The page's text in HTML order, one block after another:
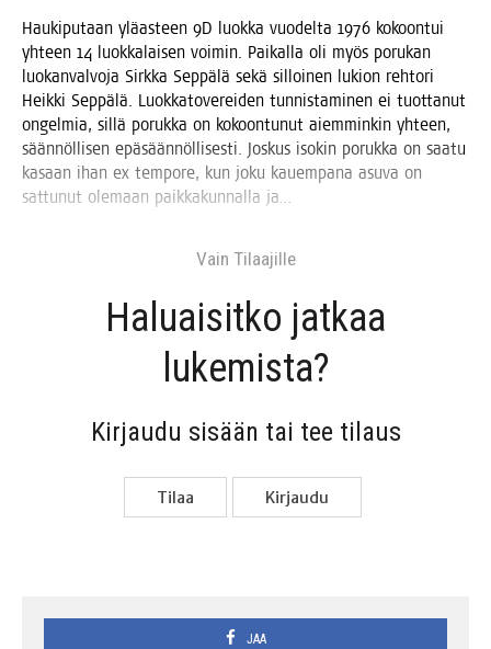
Hau­ki­pu­taan ylä­as­teen 9D luok­ka vuo­del­ta 1976 kokoon­tui
yhteen 14 luok­ka­lai­sen voi­min. Pai­kal­la oli myös poru­kan
luo­kan­val­vo­ja Sirk­ka Sep­pä­lä sekä sil­loi­nen lukion reh­to­ri
Heik­ki Sep­pä­lä. Luok­ka­to­ve­rei­den tun­nis­ta­mi­nen ei tuot­ta­nut
ongel­mia, sil­lä poruk­ka on kokoon­tu­nut aiem­min­kin yhteen,
sään­nöl­li­sen epä­sään­nöl­li­ses­ti. Jos­kus iso­kin poruk­ka on saa­tu
kasaan ihan ex tem­po­re, kun joku kau­em­pa­na asu­va on
sat­tu­nut ole­maan paik­ka­kun­nal­la ja…
Vain Tilaa­jil­le
Haluai­sit­ko jat­kaa
lukemista?
Kir­jau­du sisään tai tee tilaus
Tilaa Kir­jau­du
JAA